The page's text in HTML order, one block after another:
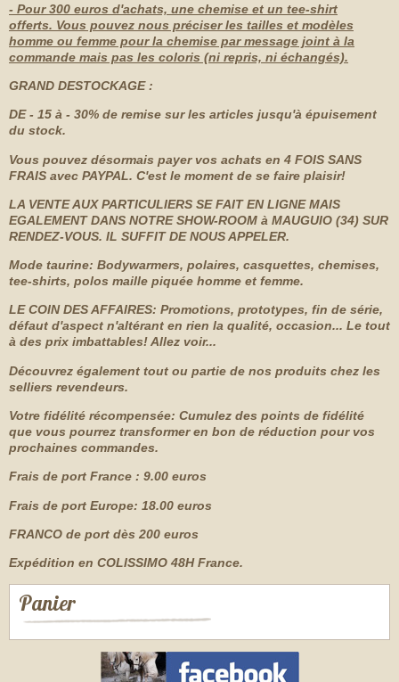
- Pour 300 euros d'achats, une chemise et un tee-shirt
offerts. Vous pouvez nous préciser les tailles et modèles
homme ou femme pour la chemise par message joint à la
commande mais pas les coloris (ni repris, ni échangés).
GRAND DESTOCKAGE :
DE - 15 à - 30% de remise sur les articles jusqu'à épuisement
du stock.
Vous pouvez désormais payer vos achats en 4 FOIS SANS
FRAIS avec PAYPAL. C'est le moment de se faire plaisir!
LA VENTE AUX PARTICULIERS SE FAIT EN LIGNE MAIS
EGALEMENTDANS NOTRE SHOW-ROOM à MAUGUIO (34) SUR
RENDEZ-VOUS. IL SUFFIT DE NOUS APPELER.
Mode taurine: Bodywarmers, polaires, casquettes, chemises,
tee-shirts, polos maille piquée homme et femme.
LE COIN DES AFFAIRES: Promotions, prototypes, fin de série,
défaut d'aspect n'altérant en rien la qualité, occasion... Le tout
à des prix imbattables! Allez voir...
Découvrez également tout ou partie de nos produits chez les
selliers revendeurs.
Votre fidélité récompensée: Cumulez des points de fidélité
que vous pourrez transformer en bon de réduction pour vos
prochaines commandes.
Frais de port France : 9.00 euros
Frais de port Europe: 18.00 euros
FRANCO de port dès 200 euros
Expédition en COLISSIMO 48H France.
Panier